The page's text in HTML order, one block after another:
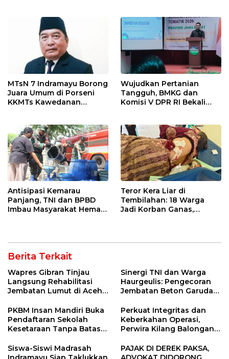
Indramayu
MTsN 7 Indramayu Borong
Juara Umum di Porseni
KKMTs Kawedanan
Wujudkan Pertanian
Tangguh, BMKG dan
Komisi V DPR RI Bekali
Antisipasi Kemarau
Panjang, TNI dan BPBD
Imbau Masyarakat Hemat
Teror Kera Liar di
Tembilahan: 18 Warga
Jadi Korban Ganas,
Berita Terkait
Wapres Gibran Tinjau
Langsung Rehabilitasi
Jembatan Lumut di Aceh
Konektivitas Pulih Cepat
Sinergi TNI dan Warga
Haurgeulis: Pengecoran
Jembatan Beton Garuda
PKBM Insan Mandiri Buka
Pendaftaran Sekolah
Kesetaraan Tanpa Batas
Perkuat Integritas dan
Keberkahan Operasi,
Perwira Kilang Balongan
Siswa-Siswi Madrasah
PAJAK DI DEREK PAKSA,